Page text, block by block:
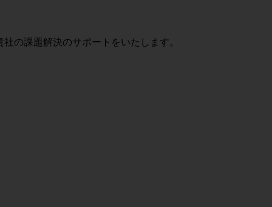
の課題解決のサポートをいたします。